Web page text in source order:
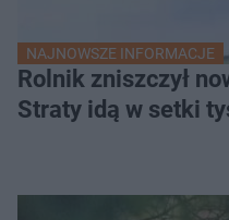
NAJNOWSZE INFORMACJE
Rolnik zniszczył
Straty idą w setki